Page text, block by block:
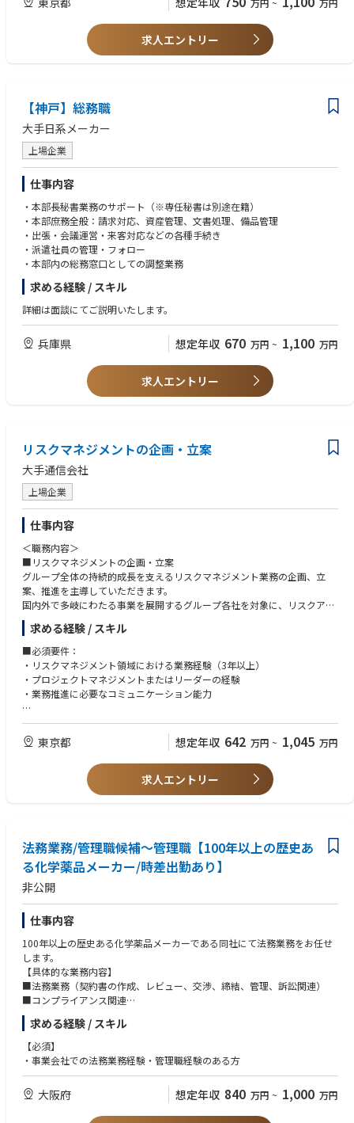
・オフィスファシリティ管理
・備品・固定資産管理
・各種契約・購買管理
・ベンダーおよび外部委託先管理
・その他コーポレート業務全般 など
・オフィス移転やレイアウト変更経験
・給与計算、勤怠管理業務の経験
・データを分析し、傾向や課題を抽出、打ち手に落とし込んだ経験がある
万円 ~ 万円
求人エントリー
【神戸】総務職
大手日系メーカー
上場企業
仕事内容
・本部長秘書業務のサポート（※専任秘書は別途在籍）
・本部庶務全般：請求対応、資産管理、文書処理、備品管理
・出張・会議運営・来客対応などの各種手続き
・派遣社員の管理・フォロー
・本部内の総務窓口としての調整業務
求める経験 / スキル
詳細は面談にてご説明いたします。
兵庫県 想定年収 670 万円 ~ 1,100 万円
求人エントリー
リスクマネジメントの企画・立案
大手通信会社
上場企業
仕事内容
＜職務内容＞
■リスクマネジメントの企画・立案
グループ全体の持続的成長を支えるリスクマネジメント業務の企画、立
案、推進を主導していただきます。
国内外で多岐にわたる事業を展開するグループ各社を対象に、リスクアセ
スメントの企画、実行、収集データに基づくリスク分析、インシデント対
応、経営層へのレポーティングを行っていただきます。
また、地政学リスクや外部脅威などマクロ環境の変化を迅速に捉え社内に
展開し、全社的なリスク対応力の強化を推進していただきます。
これらの業務を通じて、幅広い部門や会社、さまざまな階層の関係者と連
携しながら、経営基盤の強化に直接貢献できるポジションです。
求める経験 / スキル
■必須要件：
・リスクマネジメント領域における業務経験（3年以上）
・プロジェクトマネジメントまたはリーダーの経験
・業務推進に必要なコミュニケーション能力
■歓迎条件：
・簿記などの財務、会計に関する資格または実務経験
■求める人物像：
・未知の領域や前例のない業務にも、主体的に取り組める方
・多様な人とオープンかつ積極的にコミュニケーションを取り、円滑な業
東京都 想定年収 642 万円 ~ 1,045 万円
求人エントリー
法務業務/管理職候補～管理職【100年以上の歴史あ
る化学薬品メーカー/時差出勤あり】
非公開
仕事内容
100年以上の歴史ある化学薬品メーカーである同社にて法務業務をお任せ
します。
【具体的な業務内容】
■法務業務（契約書の作成、レビュー、交渉、締結、管理、訴訟関連）
■コンプライアンス関連
■社内規定の整備 などをお願いします。
求める経験 / スキル
【必須】
・事業会社での法務業務経験・管理職経験のある方
大阪府 想定年収 840 万円 ~ 1,000 万円